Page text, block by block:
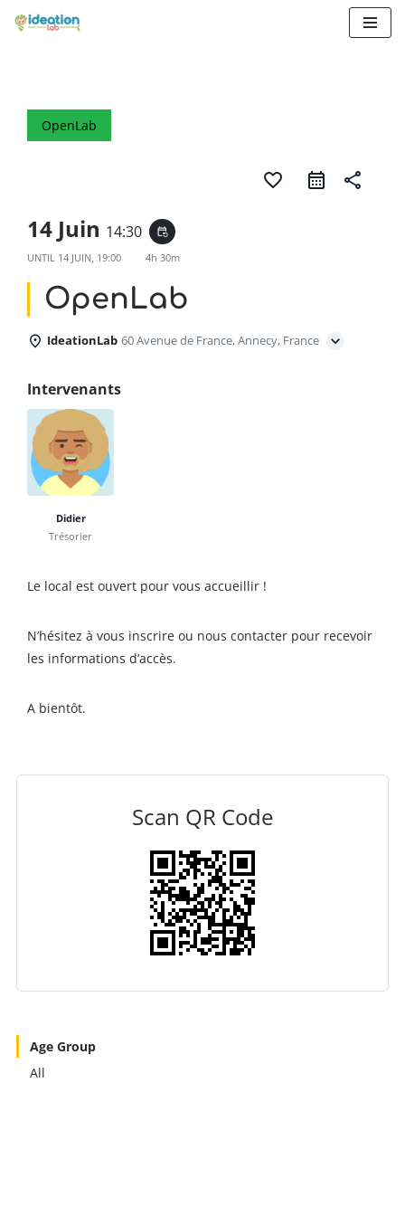
OpenLab
favorite_border share
14 Juin 14:30 event_repeat
UNTIL 14 JUIN, 19:00 4h 30m
OpenLab
IdeationLab 60 Avenue de France, Annecy, France
Intervenants
Didier
Trésorier
Le local est ouvert pour vous accueillir !
N’hésitez à vous inscrire ou nous contacter pour recevoir
les informations d’accès.
A bientôt.
Scan QR Code
Age Group
All